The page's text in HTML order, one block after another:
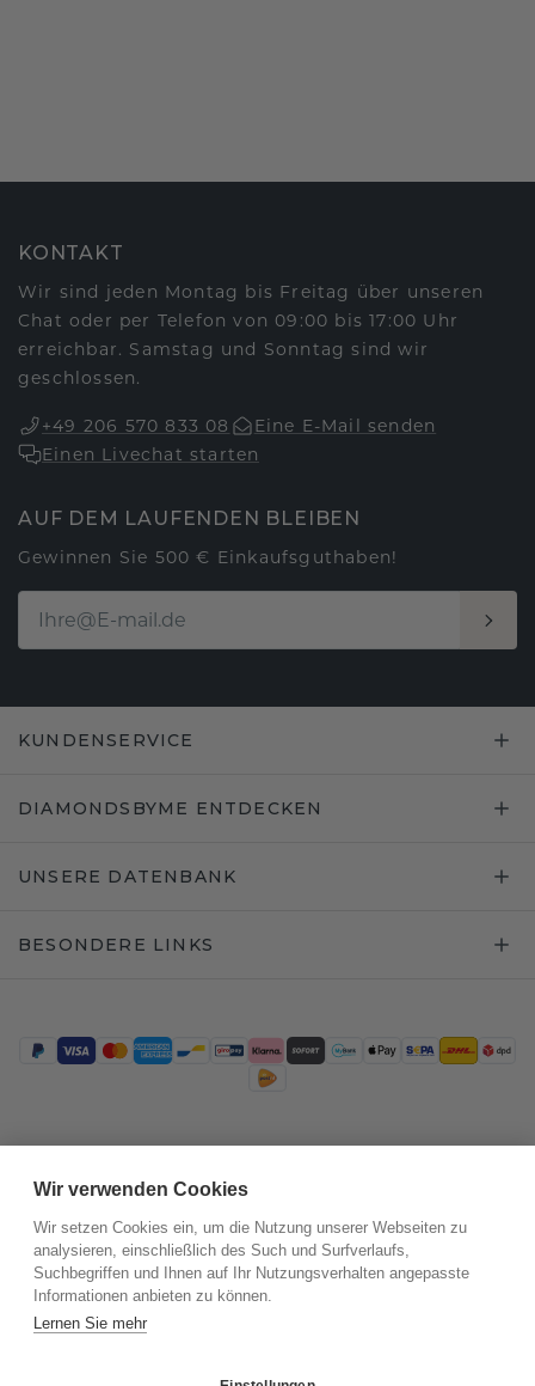
KONTAKT
Wir sind jeden Montag bis Freitag über unseren
Chat oder per Telefon von 09:00 bis 17:00 Uhr
erreichbar. Samstag und Sonntag sind wir
geschlossen.
+49 206 570 833 08
Eine E-Mail senden
Einen Livechat starten
AUF DEM LAUFENDEN BLEIBEN
Gewinnen Sie 500 € Einkaufsguthaben!
KUNDENSERVICE
DIAMONDSBYME ENTDECKEN
UNSERE DATENBANK
BESONDERE LINKS
Wir verwenden Cookies
Wir setzen Cookies ein, um die Nutzung unserer Webseiten zu
analysieren, einschließlich des Such und Surfverlaufs,
Suchbegriffen und Ihnen auf Ihr Nutzungsverhalten angepasste
Informationen anbieten zu können.
Lernen Sie mehr